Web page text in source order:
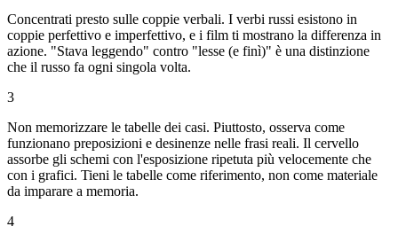
Concentrati presto sulle coppie verbali. I verbi russi esistono in
coppie perfettivo e imperfettivo, e i film ti mostrano la differenza in
azione. "Stava leggendo" contro "lesse (e finì)" è una distinzione
che il russo fa ogni singola volta.
3
Non memorizzare le tabelle dei casi. Piuttosto, osserva come
funzionano preposizioni e desinenze nelle frasi reali. Il cervello
assorbe gli schemi con l'esposizione ripetuta più velocemente che
con i grafici. Tieni le tabelle come riferimento, non come materiale
da imparare a memoria.
4